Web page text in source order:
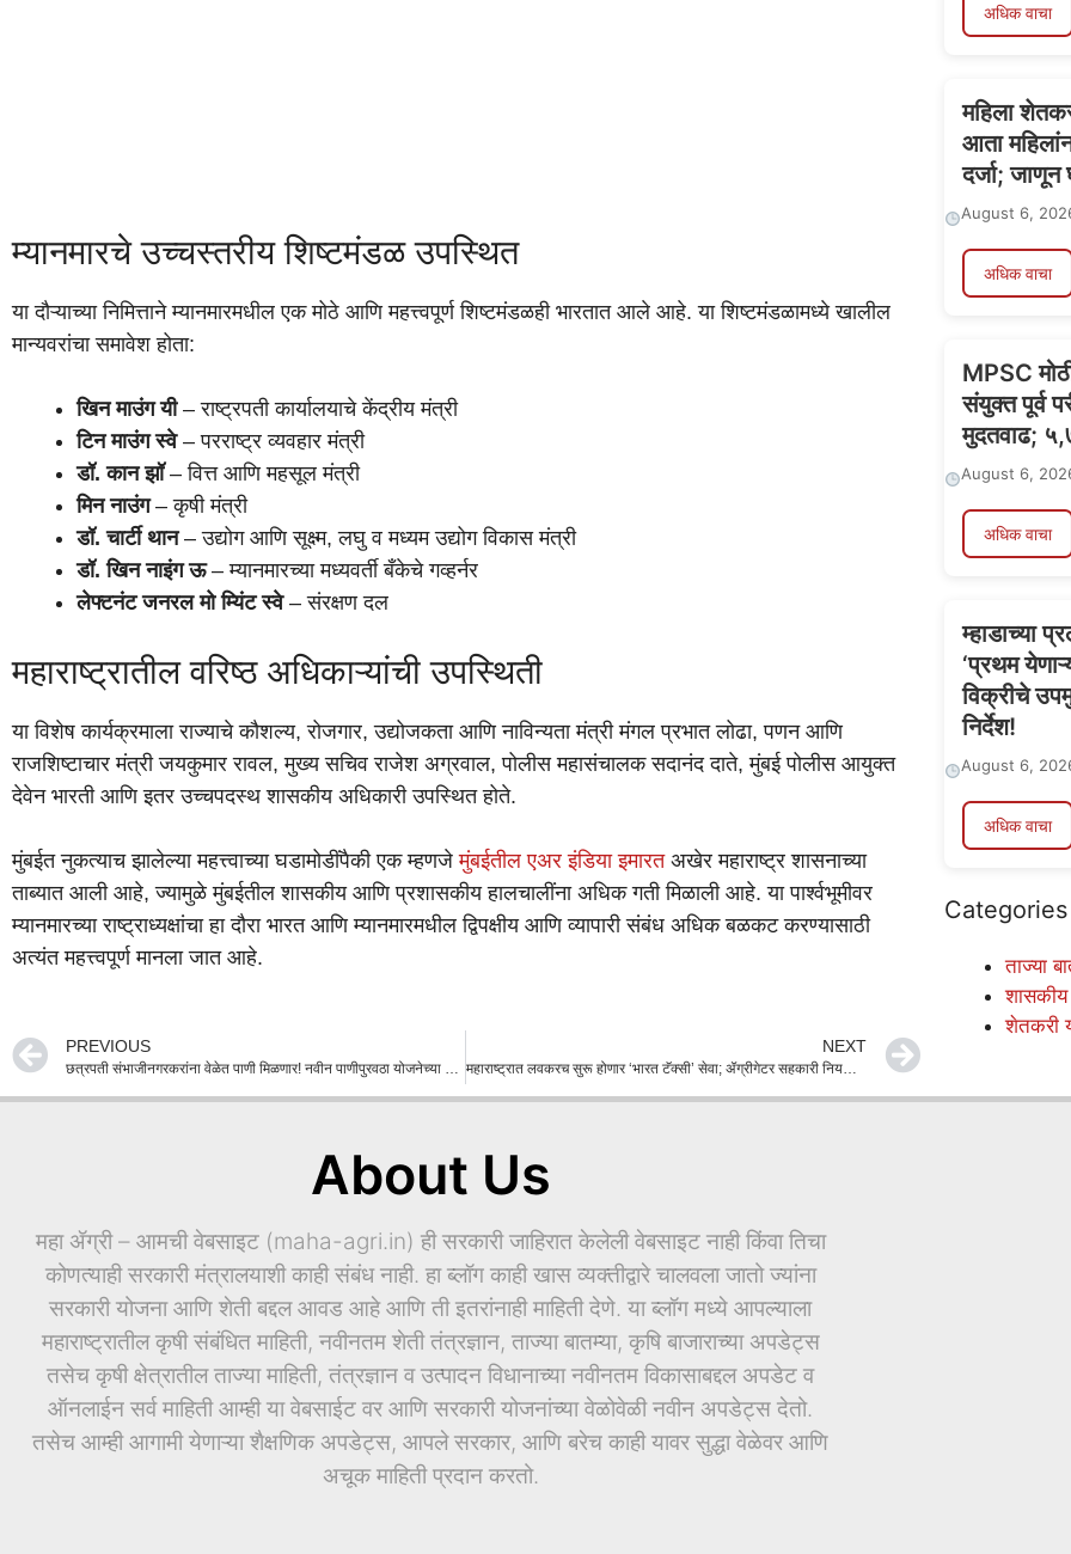
म्यानमारचे उच्चस्तरीय शिष्टमंडळ उपस्थित
या दौऱ्याच्या निमित्ताने म्यानमारमधील एक मोठे आणि महत्त्वपूर्ण शिष्टमंडळही भारतात आले आहे. या शिष्टमंडळामध्ये खालील
मान्यवरांचा समावेश होता:
खिन माउंग यी– राष्ट्रपती कार्यालयाचे केंद्रीय मंत्री
टिन माउंग स्वे– परराष्ट्र व्यवहार मंत्री
डॉ. कान झॉ– वित्त आणि महसूल मंत्री
मिन नाउंग– कृषी मंत्री
डॉ. चार्टी थान– उद्योग आणि सूक्ष्म, लघु व मध्यम उद्योग विकास मंत्री
डॉ. खिन नाइंग ऊ– म्यानमारच्या मध्यवर्ती बँकेचे गव्हर्नर
लेफ्टनंट जनरल मो म्यिंट स्वे– संरक्षण दल
महाराष्ट्रातील वरिष्ठ अधिकाऱ्यांची उपस्थिती
या विशेष कार्यक्रमाला राज्याचे कौशल्य, रोजगार, उद्योजकता आणि नाविन्यता मंत्री मंगल प्रभात लोढा, पणन आणि
राजशिष्टाचार मंत्री जयकुमार रावल, मुख्य सचिव राजेश अग्रवाल, पोलीस महासंचालक सदानंद दाते, मुंबई पोलीस आयुक्त
देवेन भारती आणि इतर उच्चपदस्थ शासकीय अधिकारी उपस्थित होते.
मुंबईत नुकत्याच झालेल्या महत्त्वाच्या घडामोडींपैकी एक म्हणजेमुंबईतील एअर इंडिया इमारतअखेर महाराष्ट्र शासनाच्या
ताब्यात आली आहे, ज्यामुळे मुंबईतील शासकीय आणि प्रशासकीय हालचालींना अधिक गती मिळाली आहे. या पार्श्वभूमीवर
म्यानमारच्या राष्ट्राध्यक्षांचा हा दौरा भारत आणि म्यानमारमधील द्विपक्षीय आणि व्यापारी संबंध अधिक बळकट करण्यासाठी
अत्यंत महत्त्वपूर्ण मानला जात आहे.
PREVIOUS
छत्रपती संभाजीनगरकरांना वेळेत पाणी मिळणार! नवीन पाणीपुरवठा योजनेच्या कामांना गती देण्याचे विभागीय आयुक्त जी. श्रीकांत यांचे निर्देश
NEXT
महाराष्ट्रात लवकरच सुरू होणार ‘भारत टॅक्सी’ सेवा; ॲग्रीगेटर सहकारी नियमावली तयार करण्याचे मुख्यमंत्री देवेंद्र फडणवीस यांचे निर्देश
अधिक वाचा
महिला
आता
दर्जा;
August 6,
अधिक वाचा
MPSC
संयुक्त पूर्व
मुदतवाढ;
August 6,
अधिक वाचा
म्हाडाच्या
‘प्रथम
विक्रीचे
निर्देश!
August 6,
अधिक वाचा
Categories
ताज्या
शासकीय
शेतकरी
About Us
महा ॲग्री – आमची वेबसाइट (maha-agri.in) ही सरकारी जाहिरात केलेली वेबसाइट नाही किंवा तिचा
कोणत्याही सरकारी मंत्रालयाशी काही संबंध नाही. हा ब्लॉग काही खास व्यक्तीद्वारे चालवला जातो ज्यांना
सरकारी योजना आणि शेती बद्दल आवड आहे आणि ती इतरांनाही माहिती देणे. या ब्लॉग मध्ये आपल्याला
महाराष्ट्रातील कृषी संबंधित माहिती, नवीनतम शेती तंत्रज्ञान, ताज्या बातम्या, कृषि बाजाराच्या अपडेट्स
तसेच कृषी क्षेत्रातील ताज्या माहिती, तंत्रज्ञान व उत्पादन विधानाच्या नवीनतम विकासाबद्दल अपडेट व
ऑनलाईन सर्व माहिती आम्ही या वेबसाईट वर आणि सरकारी योजनांच्या वेळोवेळी नवीन अपडेट्स देतो.
तसेच आम्ही आगामी येणाऱ्या शैक्षणिक अपडेट्स, आपले सरकार, आणि बरेच काही यावर सुद्धा वेळेवर आणि
अचूक माहिती प्रदान करतो.